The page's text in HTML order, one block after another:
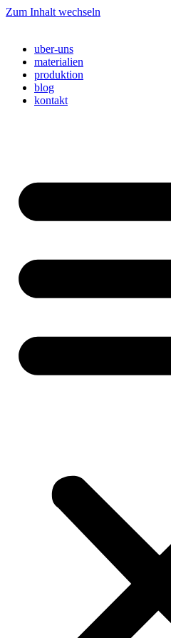
Zum Inhalt wechseln
uber-uns
materialien
produktion
blog
kontakt